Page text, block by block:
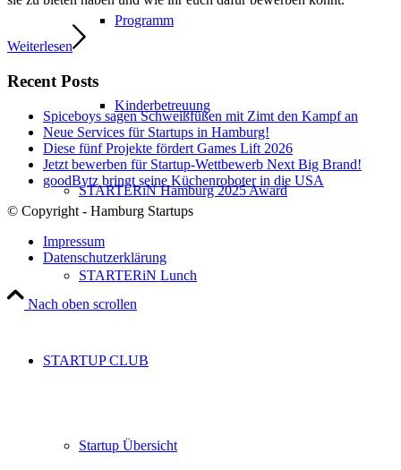
Programm
Kinderbetreuung
STARTERiN Hamburg 2025 Award
STARTERiN Lunch
STARTUP CLUB
Startup Übersicht
Weiterlesen
Recent Posts
Spiceboys sagen Schweißfüßen mit Zimt den Kampf an
Neue Services für Startups in Hamburg!
Diese fünf Projekte fördert Games Lift 2026
Jetzt bewerben für Startup-Wettbewerb Next Big Brand!
goodBytz bringt seine Küchenroboter in die USA
© Copyright - Hamburg Startups
Impressum
Datenschutzerklärung
Nach oben scrollen